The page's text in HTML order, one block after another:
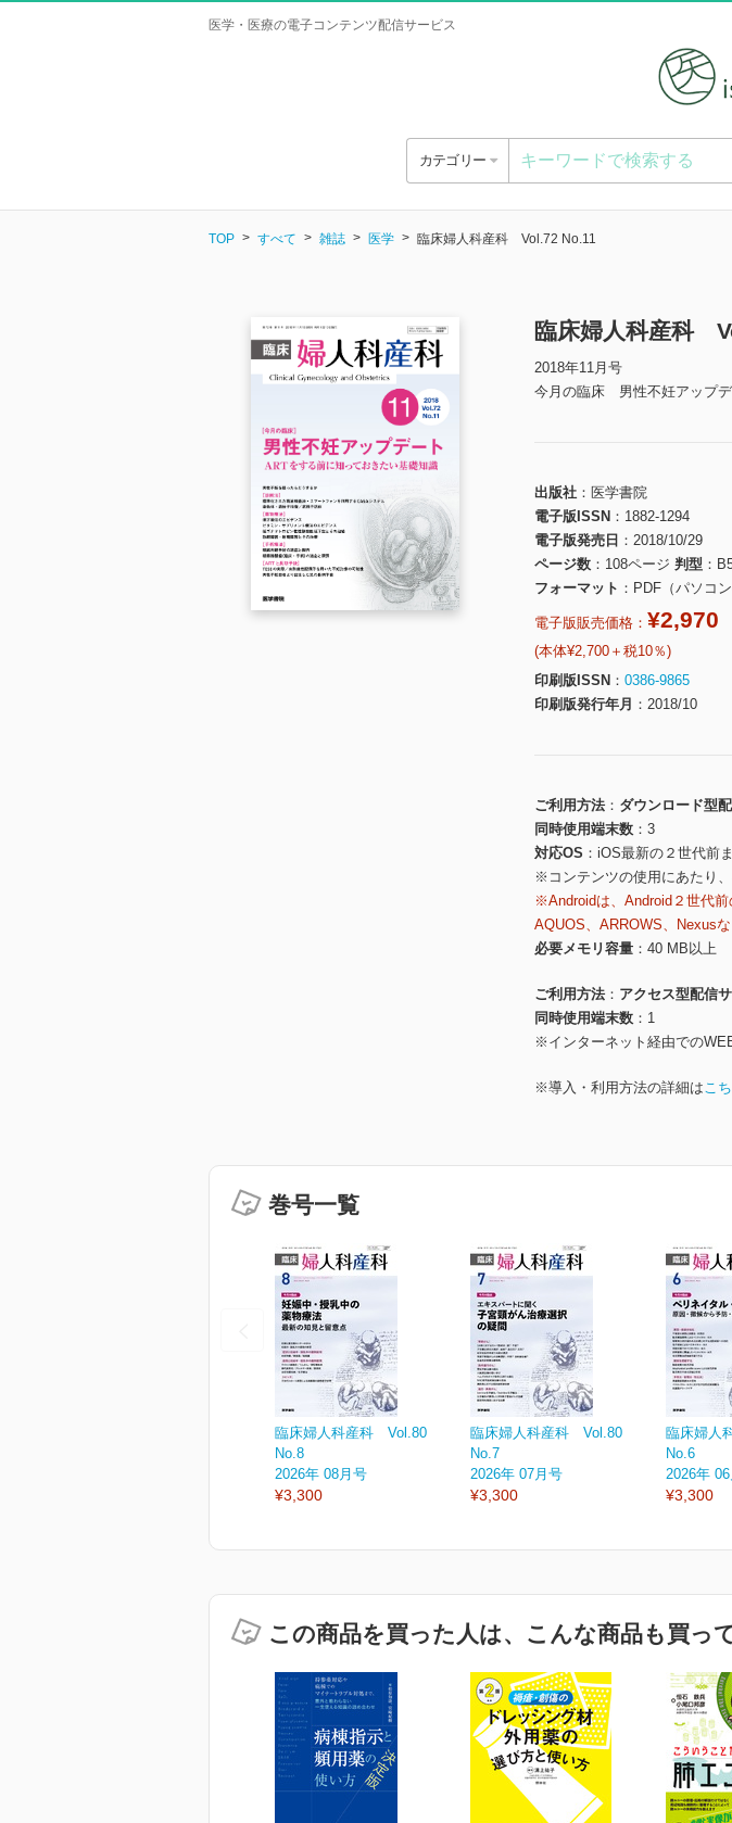
医学・医療の電子コンテンツ配信サービス
カテゴリー
TOP すべて 雑誌 医学 臨床婦人科産科 Vol.72 No.11
臨床婦人科産科
2018年11月号
今月の臨床 男性不妊アップ
出版社
医学書院
電子版ISSN
1882-1294
電子版発売日
2018/10/29
ページ数
108ページ 判型
フォーマット
PDF（パソコ
電子版販売価格： ¥2,970
(本体¥2,700＋税10％)
印刷版ISSN
0386-9865
印刷版発行年月
2018/10
ご利用方法
ダウンロード型
同時使用端末数
3
対応OS
iOS最新の２世代前
※コンテンツの使用にあたり
※Androidは、Android２世代前
AQUOS、ARROWS、Nexus
必要メモリ容量
40 MB以上
ご利用方法
アクセス型配信
同時使用端末数
1
※インターネット経由での
※導入・利用方法の詳細はこ
巻号一覧
臨床婦人科産科 Vol.80
No.8
2026年 08月号
¥3,300
臨床婦人科産科 Vol.80
No.7
2026年 07月号
¥3,300
臨床婦人
No.6
2026年
¥3,300
この商品を買った人は、こんな商品も買っ